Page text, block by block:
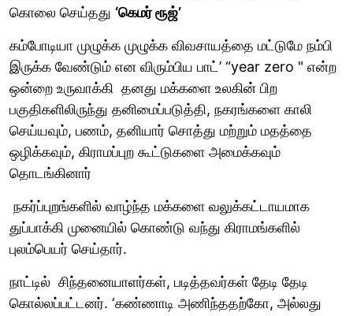
கொலை செய்தது ‘கெமர் ரூஜ்’
கம்போடியா முழுக்க முழுக்க விவசாயத்தை மட்டுமே நம்பி
இருக்க வேண்டும் என விரும்பிய பாட்’ “year zero " என்ற
ஒன்றை உருவாக்கி தனது மக்களை உலகின் பிற
பகுதிகளிலிருந்து தனிமைப்படுத்தி, நகரங்களை காலி
செய்யவும், பணம், தனியார் சொத்து மற்றும் மதத்தை
ஒழிக்கவும், கிராமப்புற கூட்டுகளை அமைக்கவும்
தொடங்கினார்
நகர்ப்புறங்களில் வாழ்ந்த மக்களை வலுக்கட்டாயமாக
துப்பாக்கி முனையில் கொண்டு வந்து கிராமங்களில்
புலம்பெயர் செய்தார்.
நாட்டில் சிந்தனையாளர்கள், படித்தவர்கள் தேடி தேடி
கொல்லப்பட்டனர். ‘கண்ணாடி அணிந்ததற்கோ, அல்லது